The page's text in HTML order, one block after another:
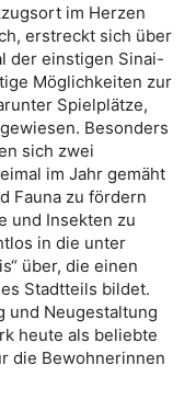
im Herzen
erstreckt sich über
der einstigen Sinai-
Möglichkeiten zur
Spielplätze,
Besonders
sich zwei
im Jahr gemäht
Fauna zu fördern
und Insekten zu
in die unter
über, die einen
Stadtteils bildet.
und Neugestaltung
heute als beliebte
die Bewohnerinnen